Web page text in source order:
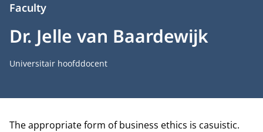
Dr. Jelle van Baardewijk
Faculty
Functietitel
Universitair hoofddocent
Biografie
The appropriate form of business ethics is casuistic.